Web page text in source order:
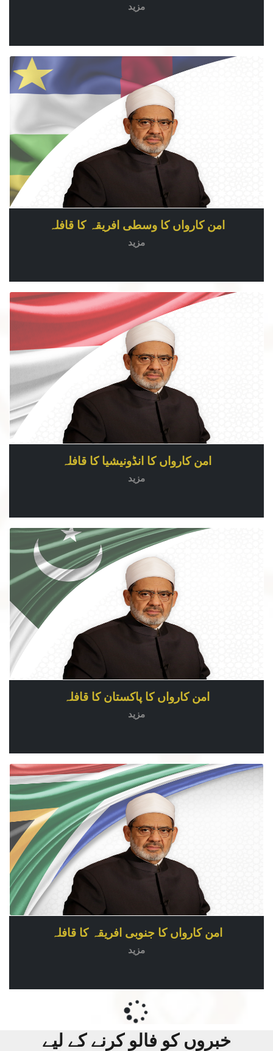
مزید
امن کارواں کا وسطی افریقہ کا قافلہ
مزید
امن کارواں کا انڈونیشیا کا قافلہ
مزید
امن کارواں کا پاکستان کا قافلہ
مزید
امن کارواں کا جنوبی افریقہ کا قافلہ
مزید
خبروں کو فالو کرنے کے لیے